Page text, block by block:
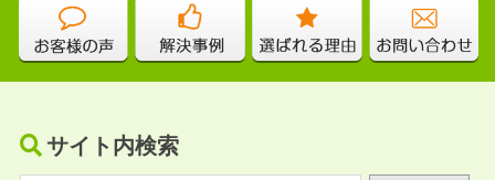
サイト内検索